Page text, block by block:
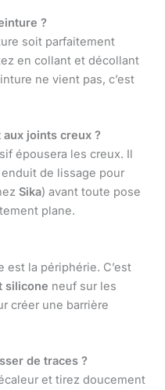
?
soit parfaitement
en collant et décollant
ne vient pas, c’est
joints creux ?
épousera les creux. Il
de lissage pour
Sika) avant toute pose
plane.
est la périphérie. C’est
silicone neuf sur les
créer une barrière
de traces ?
et tirez doucement